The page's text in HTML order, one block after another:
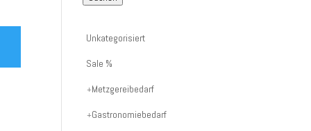
oder
Produktname:
Unkategorisiert
Sale %
Metzgereibedarf
Gastronomiebedarf